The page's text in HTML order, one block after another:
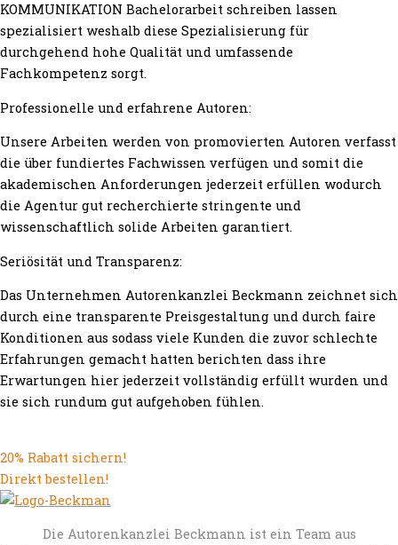
KOMMUNIKATION Bachelorarbeit schreiben lassen
spezialisiert weshalb diese Spezialisierung für
durchgehend hohe Qualität und umfassende
Fachkompetenz sorgt.
Professionelle und erfahrene Autoren:
Unsere Arbeiten werden von promovierten Autoren verfasst
die über fundiertes Fachwissen verfügen und somit die
akademischen Anforderungen jederzeit erfüllen wodurch
die Agentur gut recherchierte stringente und
wissenschaftlich solide Arbeiten garantiert.
Seriösität und Transparenz:
Das Unternehmen Autorenkanzlei Beckmann zeichnet sich
durch eine transparente Preisgestaltung und durch faire
Konditionen aus sodass viele Kunden die zuvor schlechte
Erfahrungen gemacht hatten berichten dass ihre
Erwartungen hier jederzeit vollständig erfüllt wurden und
sie sich rundum gut aufgehoben fühlen.
20% Rabatt sichern!
Direkt bestellen!
Die Autorenkanzlei Beckmann ist ein Team aus